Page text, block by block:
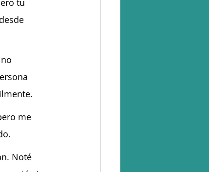
tu
me
Noté